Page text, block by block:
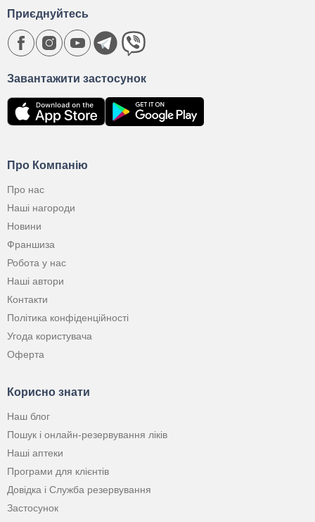
Про Компанію
Про нас
Наші нагороди
Новини
Франшиза
Робота у нас
Наші автори
Контакти
Політика конфіденційності
Угода користувача
Оферта
Корисно знати
Наш блог
Пошук і онлайн-резервування ліків
Наші аптеки
Програми для клієнтів
Довідка і Служба резервування
Застосунок
Завантажити застосунок
Приєднуйтесь